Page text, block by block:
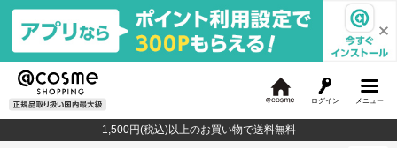
メニュー
ログイン
c
o
1,500円(税込)以上のお買い物で送料無料